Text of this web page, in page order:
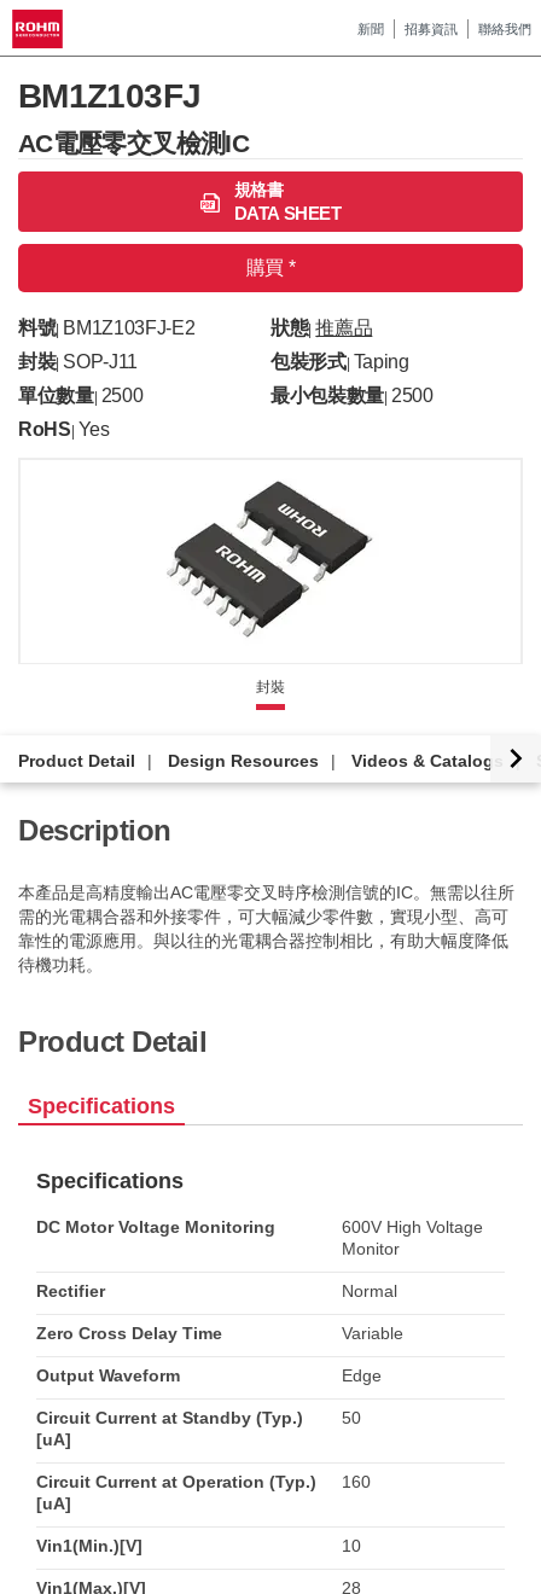
新聞 招募資訊 聯絡我們
BM1Z103FJ
AC電壓零交叉檢測IC
規格書
DATA SHEET
購買 *
料號| BM1Z103FJ-E2 狀態|推薦品
封裝| SOP-J11 包裝形式| Taping
單位數量| 2500 最小包裝數量 |2500
RoHS Yes
封裝
Product Detail Design Resources Videos & Catalogs
Description
本產品是高精度輸出AC電壓零交叉時序檢測信號的IC。無需以往所
需的光電耦合器和外接零件，可大幅減少零件數，實現小型、高可
靠性的電源應用。與以往的光電耦合器控制相比，有助大幅度降低
待機功耗。
Product Detail
Specifications
Specifications
DC Motor Voltage Monitoring
600V High Voltage
Monitor
Rectifier Normal
Zero Cross Delay Time Variable
Output Waveform Edge
Circuit Current at Standby (Typ.)
[uA]
50
Circuit Current at Operation (Typ.)
[uA]
160
Vin1(Min.)[V] 10
Vin1(Max.)[V] 28